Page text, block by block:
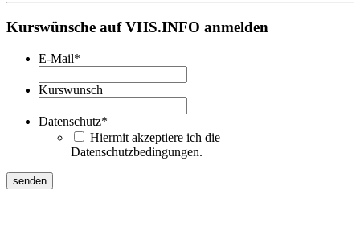
Kurswünsche auf VHS.INFO anmelden
E-Mail*
Kurswunsch
Datenschutz*
Hiermit akzeptiere ich die
Datenschutzbedingungen.